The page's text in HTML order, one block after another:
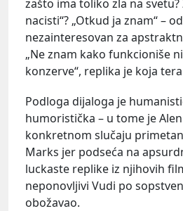
zašto ima toliko zla na
nacisti“? „Otkud ja znam“ –
nezainteresovan za
„Ne znam kako funkcioniše
konzerve“, replika je koja
Podloga dijaloga je
humoristička – u tome je
konkretnom slučaju
Marks jer podseća na
luckaste replike iz njihovih
neponovljivi Vudi po
obožavao.